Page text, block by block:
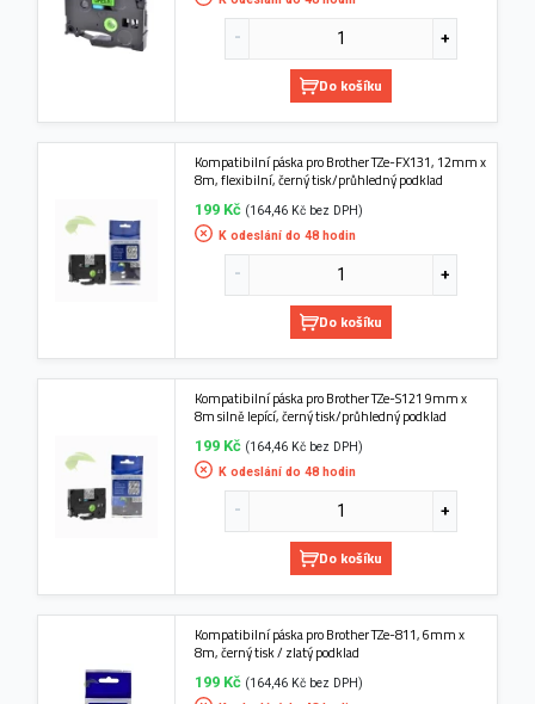
Do košíku
Kompatibilní páska pro Brother TZe-FX131, 12mm x
8m, flexibilní, černý tisk/průhledný podklad
199 Kč (164,46 Kč bez DPH)
K odeslání do 48 hodin
Do košíku
Kompatibilní páska pro Brother TZe-S121 9mm x
8m silně lepící, černý tisk/průhledný podklad
199 Kč (164,46 Kč bez DPH)
K odeslání do 48 hodin
Do košíku
Kompatibilní páska pro Brother TZe-811, 6mm x
8m, černý tisk / zlatý podklad
199 Kč (164,46 Kč bez DPH)